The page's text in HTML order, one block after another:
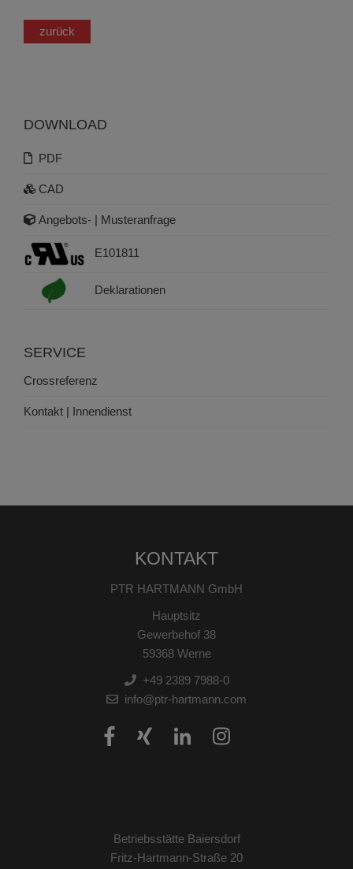
zurück
DOWNLOAD
PDF
CAD
Angebots- | Musteranfrage
E101811
Deklarationen
SERVICE
Crossreferenz
Kontakt | Innendienst
KONTAKT
PTR HARTMANN GmbH
Hauptsitz
Gewerbehof 38
59368 Werne
+49 2389 7988-0
info@ptr-hartmann.com
Betriebsstätte Baiersdorf
Fritz-Hartmann-Straße 20